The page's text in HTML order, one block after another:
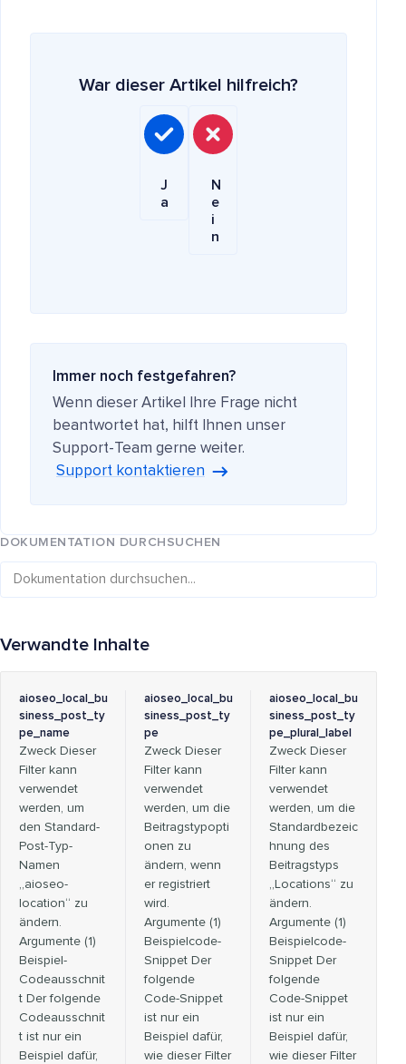
War dieser Artikel hilfreich?
J
a
N
e
i
n
Immer noch festgefahren?
Wenn dieser Artikel Ihre Frage nicht
beantwortet hat, hilft Ihnen unser
Support-Team gerne weiter.
Support kontaktieren
DOKUMENTATION DURCHSUCHEN
Verwandte Inhalte
aioseo_local_bu
siness_post_ty
pe_name
Zweck Dieser
Filter kann
verwendet
werden, um
den Standard-
Post-Typ-
Namen
„aioseo-
location“ zu
ändern.
Argumente (1)
Beispiel-
Codeausschnit
t Der folgende
Codeausschnit
t ist nur ein
Beispiel dafür,
aioseo_local_bu
siness_post_ty
pe
Zweck Dieser
Filter kann
verwendet
werden, um die
Beitragstypopti
onen zu
ändern, wenn
er registriert
wird.
Argumente (1)
Beispielcode-
Snippet Der
folgende
Code-Snippet
ist nur ein
Beispiel dafür,
wie dieser Filter
aioseo_local_bu
siness_post_ty
pe_plural_label
Zweck Dieser
Filter kann
verwendet
werden, um die
Standardbezeic
hnung des
Beitragstyps
„Locations“ zu
ändern.
Argumente (1)
Beispielcode-
Snippet Der
folgende
Code-Snippet
ist nur ein
Beispiel dafür,
wie dieser Filter